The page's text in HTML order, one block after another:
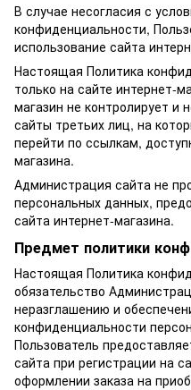
В случае несогласия с
конфиденциальности,
использование сайта
Настоящая Политика
только на сайте интернет-
магазин не контролирует и
сайты третьих лиц, на
перейти по ссылкам,
магазина.
Администрация сайта не
персональных данных,
сайта интернет-магазина.
Предмет политики
Настоящая Политика
обязательство
неразглашению и
конфиденциальности
Пользователь
сайта при регистрации на
оформлении заказа на